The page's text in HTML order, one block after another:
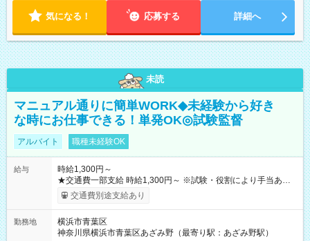
気になる！ 応募する 詳細へ
未読
マニュアル通りに簡単WORK◆未経験から好き
な時にお仕事できる！単発OK◎試験監督
アルバイト 職種未経験OK
給与
時給1,300円～
★交通費一部支給 時給1,300円～ ※試験・役割により手当あり
※勤務回数により昇給あり 【即給（前払い）オプションあ
り！】 希望される場合、勤務から1週間ほどで給与の一部を受け
例】 ・河合塾模擬試験 8:30～17:30（休憩1時間） 時給1,300円
×8時間＝日収10,400円＋交通費 ※当日の役割により時給＋100
交通費別途支給あり
勤務地
横浜市青葉区
神奈川県横浜市青葉区あざみ野（最寄り駅：あざみ野駅）